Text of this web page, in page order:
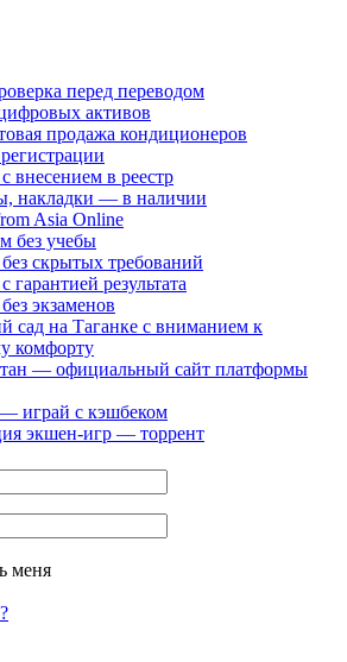
перед переводом
активов
продажа кондиционеров
внесением в реестр
накладки — в наличии
Asia Online
без учебы
скрытых требований
результата
экзаменов
сад на Таганке с вниманием к
комфорту
— официальный сайт платформы
играй с кэшбеком
экшен-игр — торрент
меня